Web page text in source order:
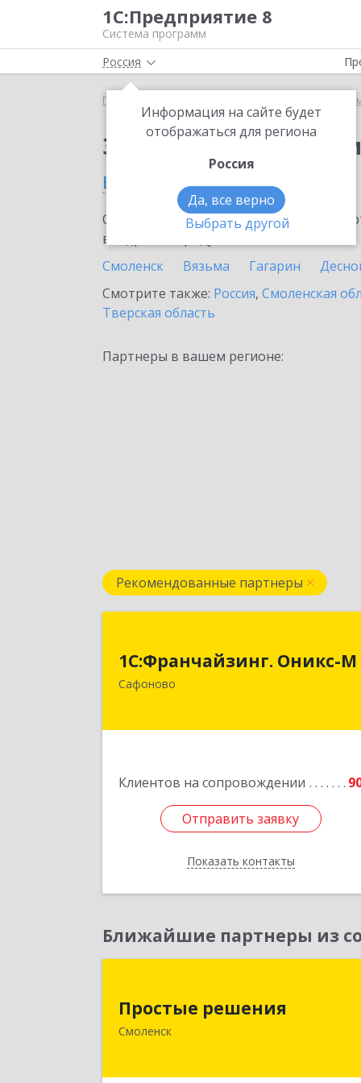
1С:Предприятие 8
Система программ
Россия
Информация на сайте будет
отображаться для региона
Россия
Да, все верно
Выбрать другой
Главная Информационная
Заказать
в Сафоново
Ознакомьтесь с информационными
внедрение продукта.
Смоленск
Вязьма Гагарин
Смотрите также: Россия, Смоленская
Тверская область
Партнеры в вашем регионе:
Рекомендованные партнеры
1С:Франчайзинг. Оникс-М
Сафоново
Клиентов на сопровождении
Отправить заявку
Показать контакты
215500, Смоленская обл, Сафоновский
р-н, Сафоново г, Революционная ул,
Отправить заявку
Назад
Ближайшие партнеры из
Простые решения
Смоленск
214015, Смоленская обл, Смоленск г,
Большая Краснофлотская ул, дом №